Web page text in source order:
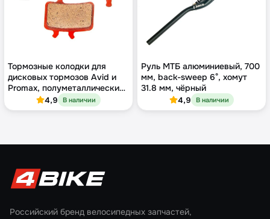
Тормозные колодки для
дисковых тормозов Avid и
Promax, полуметаллический
компаунд4,9 В наличии
Руль МТБ алюминиевый, 700
мм, back-sweep 6°, хомут
31.8 мм, чёрный
4,9 В наличии
Российский бренд велосипедных запчастей,